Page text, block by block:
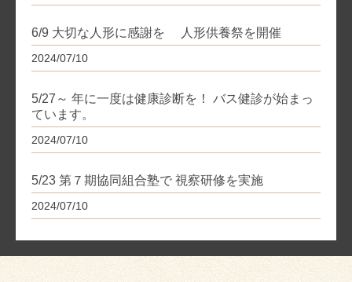
6/9 大切な人形に感謝を 人形供養祭を開催
2024/07/10
5/27～ 年に一度は健康診断を！ バス健診が始まっ
ています。
2024/07/10
5/23 第７期協同組合塾で 視察研修を実施
2024/07/10